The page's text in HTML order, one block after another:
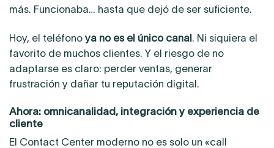
más. Funcionaba… hasta que dejó de ser suficiente.
Hoy, el teléfonoya no es el único canal. Ni siquiera el
favorito de muchos clientes. Y el riesgo de no
adaptarse es claro: perder ventas, generar
frustración y dañar tu reputación digital.
Ahora: omnicanalidad, integración y experiencia de
cliente
El Contact Center moderno no es solo un «call